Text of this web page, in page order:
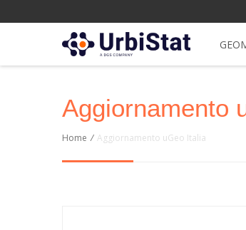
Aggiornamento
Home / Aggiornamento uGeo Italia